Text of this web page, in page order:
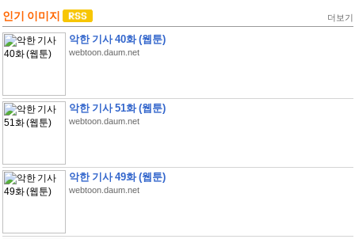
인기 이미지 더보기
악한 기사 40화 (웹툰)
webtoon.daum.net
악한 기사 51화 (웹툰)
webtoon.daum.net
악한 기사 49화 (웹툰)
webtoon.daum.net